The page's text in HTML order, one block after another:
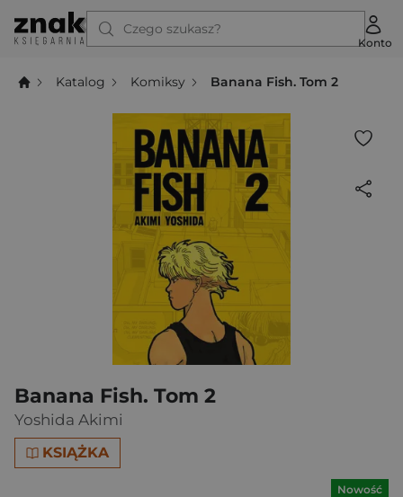
Czego szukasz?
Konto
Katalog Komiksy Banana Fish. Tom 2
Banana Fish. Tom 2
Yoshida Akimi
KSIĄŻKA
Nowość